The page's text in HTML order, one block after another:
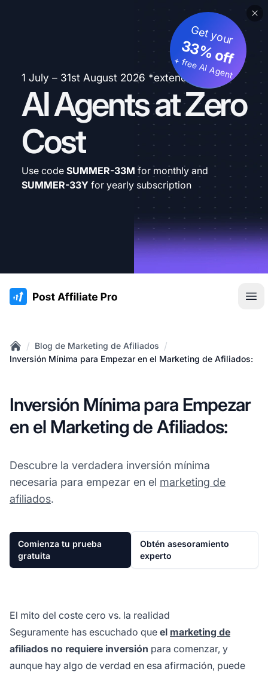
1 July – 31st August 2026 *extended
AI Agents at Zero
Cost
Get your
33% off
+ free AI Agent
Use code SUMMER-33M for monthly and
SUMMER-33Y for yearly subscription
:site.title
Home
/ Blog de Marketing de Afiliados /
Inversión Mínima para Empezar en el Marketing de Afiliados:
Inversión Mínima para Empezar
en el Marketing de Afiliados:
Descubre la verdadera inversión mínima
necesaria para empezar en el marketing de
afiliados.
Comienza tu prueba
gratuita
Obtén asesoramiento
experto
El mito del coste cero vs. la realidad
Seguramente has escuchado que el marketing de
afiliados no requiere inversión para comenzar, y
aunque hay algo de verdad en esa afirmación, puede